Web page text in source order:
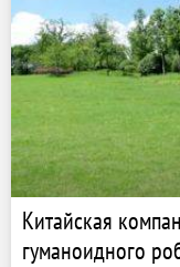
Китайская
гуманоидного